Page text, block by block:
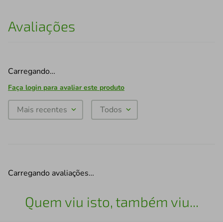
Avaliações
Carregando…
Faça login para avaliar este produto
Mais recentes Todos
Carregando avaliações…
Quem viu isto, também viu...